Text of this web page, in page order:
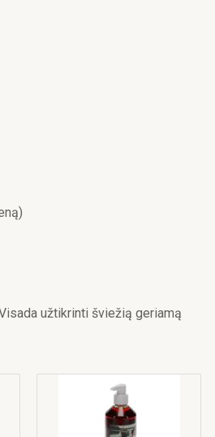
užtikrinti šviežią geriamą